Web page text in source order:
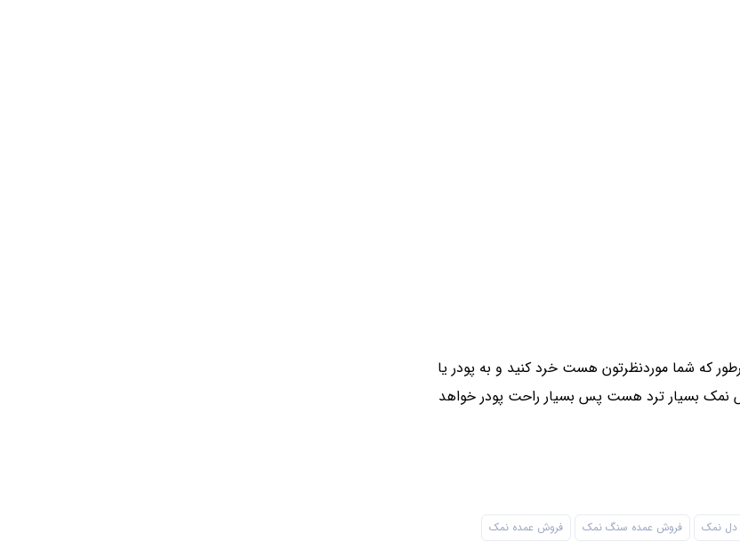
که شما موردنظرتون هست خرد کنید و به پودر یا
نمک بسیار ترد هست پس بسیار راحت پودر خواهد
دل نمک فروش عمده سنگ نمک فروش عمده نمک